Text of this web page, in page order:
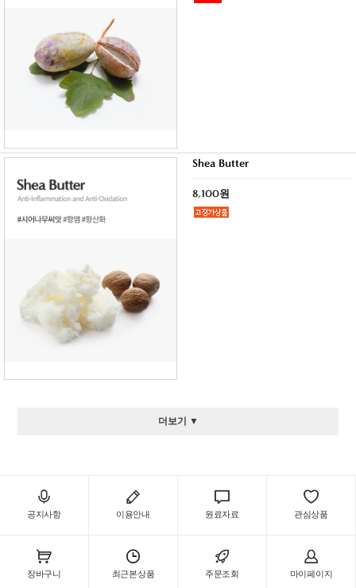
Shea Butter
8,100원
더보기 ▼
공지사항 이용안내 원료자료 관심상품
장바구니 최근본상품 주문조회 마이페이지